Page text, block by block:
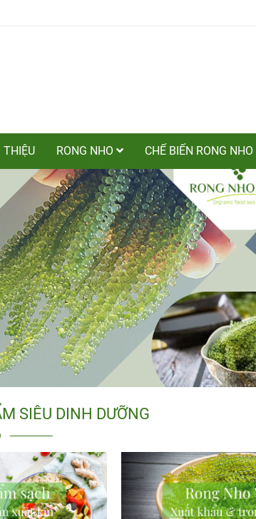
THIỆU RONG NHO CHẾ BIẾN RONG NHO
SIÊU DINH DƯỠNG